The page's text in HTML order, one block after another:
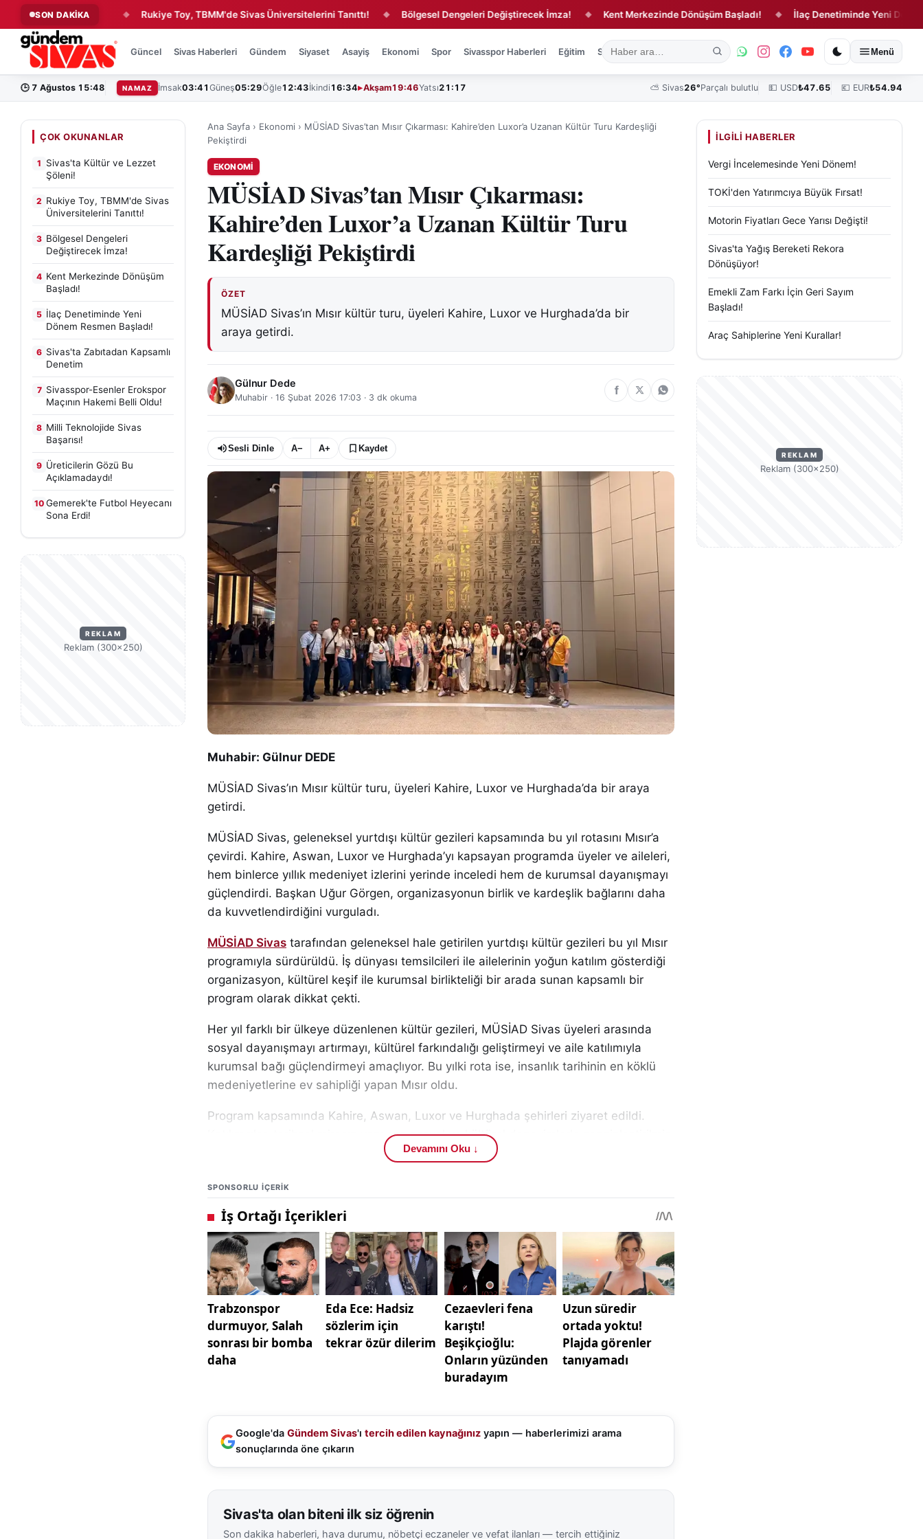
SON DAKİKA
Lezzet Şöleni! ◆ Rukiye Toy, TBMM'de Sivas Üniversitelerini Tanıttı! ◆ Bölgesel Dengeleri Değiştirecek İmza! ◆ Kent Merkezinde Dönüşüm Başladı! ◆ İlaç Denetiminde Yeni Dönem
Güncel Sivas Haberleri Gündem Siyaset Asayiş Ekonomi Spor Sivasspor Haberleri Eğitim Sağlık Kültür, Sanat ve Tarih Yaşam Sivas Vefat Edenler Köşe
Menü
🕒 7 Ağustos 15:48 NAMAZ İmsak03:41 Güneş05:29Öğle12:43İkindi 16:34 Akşam19:46Yatsı21:17 ⛅ Sivas26°Parçalı bulutlu 💵 USD₺47.65 💶 EUR₺54.94
ÇOK OKUNANLAR
1 Sivas'ta Kültür ve Lezzet
Şöleni!
2 Rukiye Toy, TBMM'de Sivas
Üniversitelerini Tanıttı!
3 Bölgesel Dengeleri
Değiştirecek İmza!
4 Kent Merkezinde Dönüşüm
Başladı!
5 İlaç Denetiminde Yeni
Dönem Resmen Başladı!
6 Sivas'ta Zabıtadan Kapsamlı
Denetim
7 Sivasspor-Esenler Erokspor
Maçının Hakemi Belli Oldu!
8 Milli Teknolojide Sivas
Başarısı!
9 Üreticilerin Gözü Bu
Açıklamadaydı!
10 Gemerek'te Futbol Heyecanı
Sona Erdi!
REKLAM
Reklam (300×250)
Ana Sayfa › Ekonomi › MÜSİAD Sivas’tan Mısır Çıkarması: Kahire’den Luxor’a Uzanan Kültür Turu Kardeşliği
Pekiştirdi
EKONOMI
MÜSİAD Sivas’tan Mısır Çıkarması:
Kahire’den Luxor’a Uzanan Kültür Turu
Kardeşliği Pekiştirdi
ÖZET
MÜSİAD Sivas’ın Mısır kültür turu, üyeleri Kahire, Luxor ve Hurghada’da bir
araya getirdi.
Gülnur Dede
Muhabir · 16 Şubat 2026 17:03 · 3 dk okuma
Sesli Dinle A− A+ Kaydet
Muhabir: Gülnur DEDE
MÜSİAD Sivas’ın Mısır kültür turu, üyeleri Kahire, Luxor ve Hurghada’da bir araya
getirdi.
MÜSİAD Sivas, geleneksel yurtdışı kültür gezileri kapsamında bu yıl rotasını Mısır’a
çevirdi. Kahire, Aswan, Luxor ve Hurghada’yı kapsayan programda üyeler ve aileleri,
hem binlerce yıllık medeniyet izlerini yerinde inceledi hem de kurumsal dayanışmayı
güçlendirdi. Başkan Uğur Görgen, organizasyonun birlik ve kardeşlik bağlarını daha
da kuvvetlendirdiğini vurguladı.
MÜSİAD Sivas tarafından geleneksel hale getirilen yurtdışı kültür gezileri bu yıl Mısır
programıyla sürdürüldü. İş dünyası temsilcileri ile ailelerinin yoğun katılım gösterdiği
organizasyon, kültürel keşif ile kurumsal birlikteliği bir arada sunan kapsamlı bir
program olarak dikkat çekti.
Her yıl farklı bir ülkeye düzenlenen kültür gezileri, MÜSİAD Sivas üyeleri arasında
sosyal dayanışmayı artırmayı, kültürel farkındalığı geliştirmeyi ve aile katılımıyla
kurumsal bağı güçlendirmeyi amaçlıyor. Bu yılki rota ise, insanlık tarihinin en köklü
medeniyetlerine ev sahipliği yapan Mısır oldu.
Program kapsamında Kahire, Aswan, Luxor ve Hurghada şehirleri ziyaret edildi.
Katılımcılar, tarihsel mirasın yanı sıra sosyal ve kültürel deneyimlerle zenginleştirilmiş
Gezi programının ilk duraklarından biri olan Kahire’de katılımcılar, dünyanın yedi
harikasından biri olarak kabul edilen Piramitleri yerinde görme imkânı buldu. Antik
Mısır medeniyetinin simgeleri arasında yer alan bu yapılar, katılımcılar tarafından
ilgiyle incelendi. Şehir turu sırasında Kahire’nin hem modern şehir yaşamı hem de
geleneksel dokusu gözlemlendi.
Aswan ziyaretinde Nil Nehri çevresindeki tarihi atmosfer ve doğal güzellikler dikkat
çekti. Nil kıyısında gerçekleştirilen etkinlikler, katılımcılara farklı bir kültürel perspektif
sundu. Özellikle antik dönemden günümüze ulaşan mimari eserler, bölgenin tarihsel
derinliğini gözler önüne serdi.
Luxor programında ise antik tapınaklar ve arkeolojik alanlar ziyaret edildi. Tarih
katılımcılar geçmiş uygarlıkların izlerini detaylı şekilde inceleme fırsatı buldu. Kültür
turu boyunca uzman rehberler eşliğinde aktarılan bilgiler, programın eğitici yönünü
güçlendirdi.
öne çıktı. Burada düzenlenen deniz aktiviteleri ve toplu organizasyonlar, üyeler
arasındaki samimiyeti artırdı. Ailelerin de katılım sağladığı etkinliklerde, iş dünyasının
yoğun temposundan uzaklaşılarak sosyal bağların kuvvetlenmesine imkân tanındı.
Devamını Oku ↓
SPONSORLU IÇERIK
Google'da Gündem Sivas'ı tercih edilen kaynağınız yapın — haberlerimizi arama
sonuçlarında öne çıkarın
Sivas'ta olan biteni ilk siz öğrenin
Son dakika haberleri, hava durumu, nöbetçi eczaneler ve vefat ilanları — tercih ettiğiniz
İLGILI HABERLER
Vergi İncelemesinde Yeni Dönem!
TOKİ'den Yatırımcıya Büyük Fırsat!
Motorin Fiyatları Gece Yarısı Değişti!
Sivas'ta Yağış Bereketi Rekora
Dönüşüyor!
Emekli Zam Farkı İçin Geri Sayım
Başladı!
Araç Sahiplerine Yeni Kurallar!
REKLAM
Reklam (300×250)